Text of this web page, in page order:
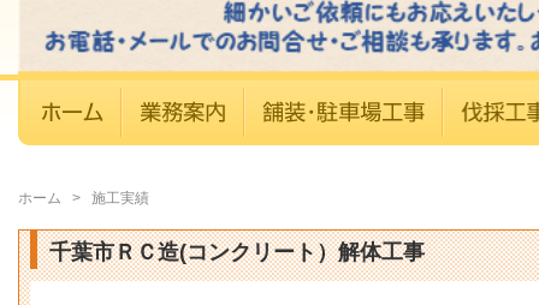
ホーム > 施工実績
千葉市ＲＣ造(コンクリート）解体工事